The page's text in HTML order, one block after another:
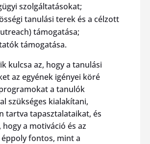
szolgáltatásokat;
tanulási terek és a célzott
támogatása;
támogatása.
kulcsa az, hogy a tanulási
az egyének igényei köré
a tanulók
szükséges kialakítani,
tartva tapasztalataikat, és
a motiváció és az
fontos, mint a